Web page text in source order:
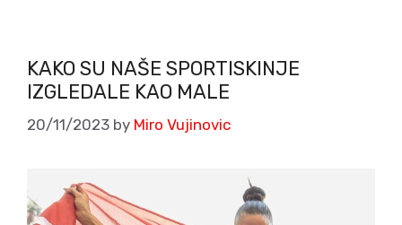
KAKO SU NAŠE SPORTISKINJE
IZGLEDALE KAO MALE
20/11/2023 by Miro Vujinovic